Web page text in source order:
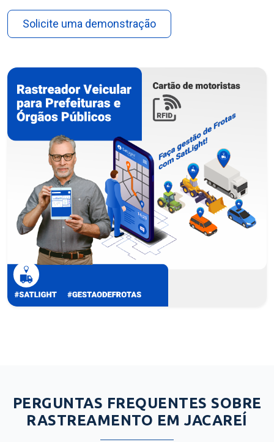
Solicite uma demonstração
PERGUNTAS FREQUENTES SOBRE
RASTREAMENTO EM JACAREÍ